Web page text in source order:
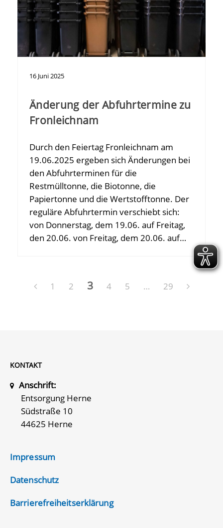
16 Juni2025
Änderung der Abfuhrtermine zu
Fronleichnam
Durch den Feiertag Fronleichnam am
19.06.2025 ergeben sich Änderungen bei
den Abfuhrterminen für die
Restmülltonne, die Biotonne, die
Papiertonne und die Wertstofftonne. Der
reguläre Abfuhrtermin verschiebt sich:
von Donnerstag, dem 19.06. auf Freitag,
den 20.06. von Freitag, dem 20.06. auf…
1 2 3 4 5 … 29
KONTAKT
Anschrift:
Entsorgung Herne
Südstraße 10
44625 Herne
Impressum
Datenschutz
Barrierefreiheitserklärung